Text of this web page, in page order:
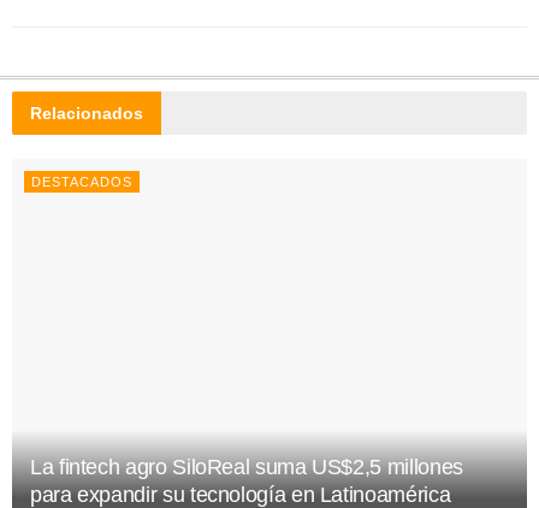
Relacionados
DESTACADOS
La fintech agro SiloReal suma US$2,5 millones
para expandir su tecnología en Latinoamérica